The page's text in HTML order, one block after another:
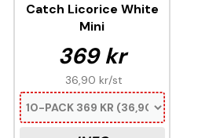
Catch Licorice White
Mini
369 kr
36,90 kr/st